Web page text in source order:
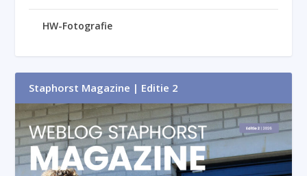
HW-Fotografie
Staphorst Magazine | Editie 2